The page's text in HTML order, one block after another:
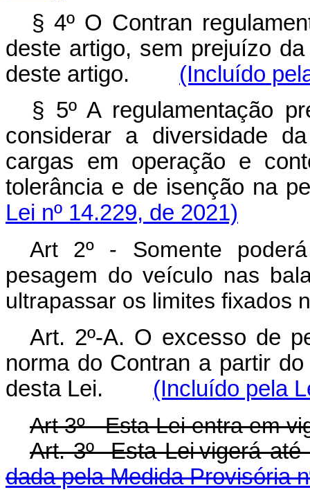
§ 4º O Contran
deste artigo, sem prejuízo
deste artigo. (Incluído
§ 5º A regulamentação
considerar a diversidade
cargas em operação e
tolerância e de isenção
Lei nº 14.229, de 2021)
Art 2º - Somente
pesagem do veículo nas
ultrapassar os limites fixados
Art. 2º-A. O excesso de
norma do Contran a partir
desta Lei. (Incluído pela
Art 3º - Esta Lei entra em
Art. 3º Esta Lei vigerá
dada pela Medida Provisória